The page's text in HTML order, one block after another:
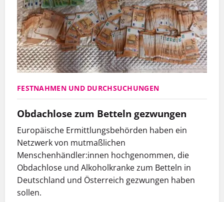
FESTNAHMEN UND DURCHSUCHUNGEN
Obdachlose zum Betteln gezwungen
Europäische Ermittlungsbehörden haben ein
Netzwerk von mutmaßlichen
Menschenhändler:innen hochgenommen, die
Obdachlose und Alkoholkranke zum Betteln in
Deutschland und Österreich gezwungen haben
sollen.